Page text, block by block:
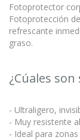
Fotoprotector
Fotoprotección
refrescante
graso.
¿Cúales
- Ultraligero,
- Muy resistente
- Ideal para